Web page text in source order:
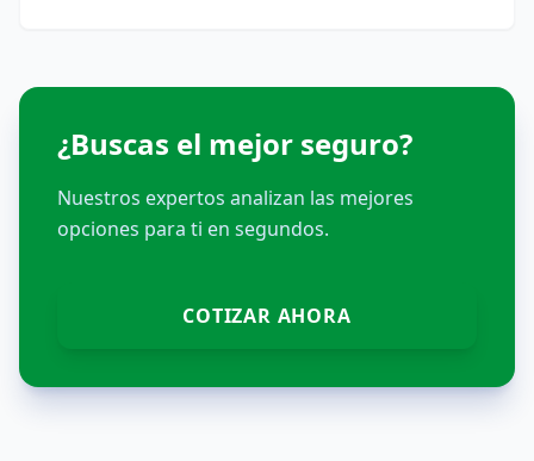
¿Buscas el mejor seguro?
Nuestros expertos analizan las mejores
opciones para ti en segundos.
COTIZAR AHORA